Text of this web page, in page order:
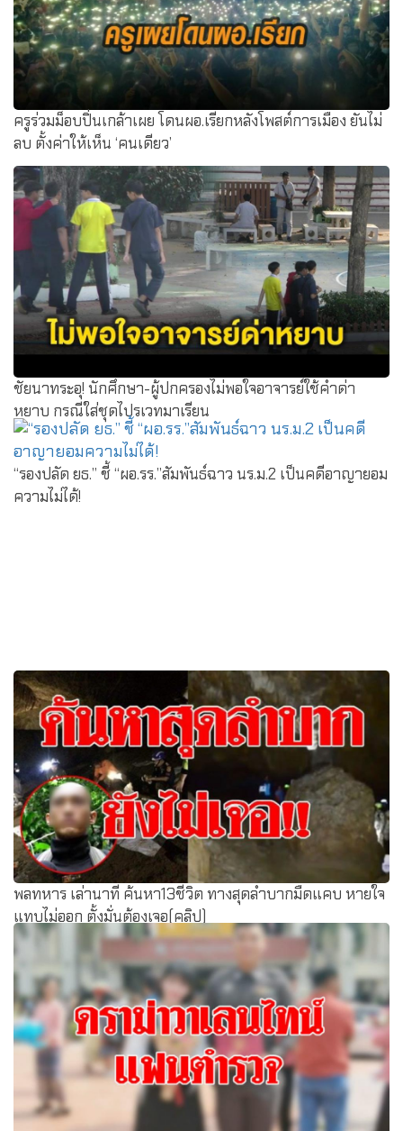
ครูร่วมม็อบปิ่นเกล้าเผย โดนผอ.เรียกหลังโพสต์การเมือง ยันไม่
ลบ ตั้งค่าให้เห็น ‘คนเดียว’
ชัยนาทระอุ! นักศึกษา-ผู้ปกครองไม่พอใจอาจารย์ใช้คำด่า
หยาบ กรณีใส่ชุดไปรเวทมาเรียน
“รองปลัด ยธ.” ชี้ “ผอ.รร.”สัมพันธ์ฉาว นร.ม.2 เป็นคดีอาญายอม
ความไม่ได้!
พลทหาร เล่านาที ค้นหา13ชีวิต ทางสุดลำบากมืดแคบ หายใจ
แทบไม่ออก ตั้งมั่นต้องเจอ(คลิป)